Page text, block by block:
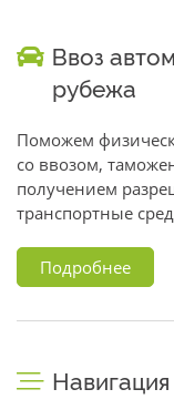
Ввоз
рубежа
Поможем
со ввозом,
получением
транспортные
Подробнее
Навигация